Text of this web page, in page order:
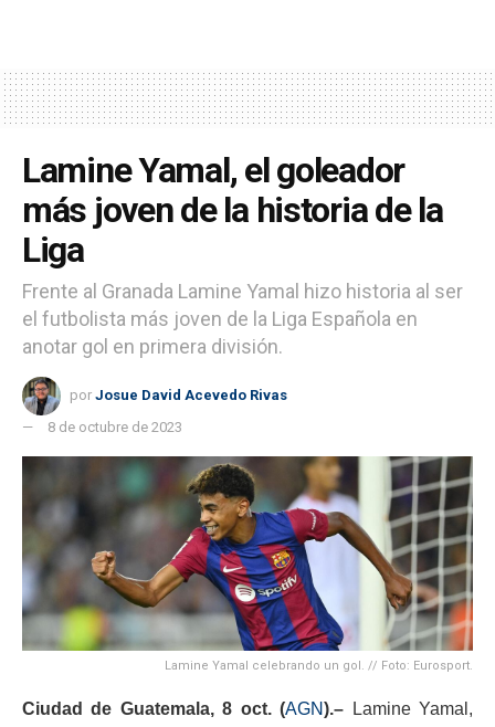
Lamine Yamal, el goleador
más joven de la historia de la
Liga
Frente al Granada Lamine Yamal hizo historia al ser
el futbolista más joven de la Liga Española en
anotar gol en primera división.
por Josue David Acevedo Rivas
8 de octubre de 2023
Lamine Yamal celebrando un gol. // Foto: Eurosport.
Ciudad de Guatemala, 8 oct. (AGN).– Lamine Yamal,